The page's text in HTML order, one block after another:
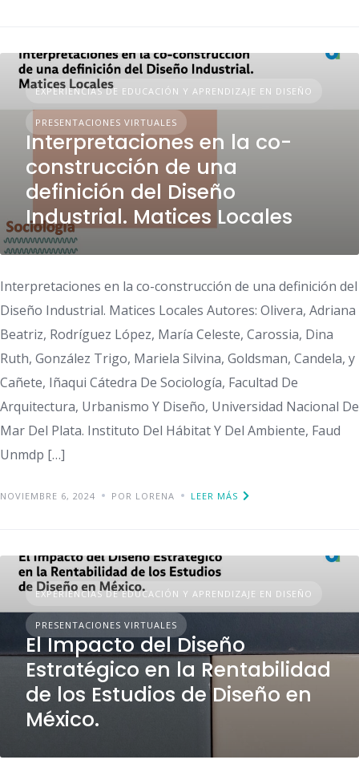
EXPERIENCIAS DE EDUCACIÓN Y APRENDIZAJE EN DISEÑO
PRESENTACIONES VIRTUALES
Interpretaciones en la co-
construcción de una
definición del Diseño
Industrial. Matices Locales
Interpretaciones en la co-construcción de una definición del
Diseño Industrial. Matices Locales Autores: Olivera, Adriana
Beatriz, Rodríguez López, María Celeste, Carossia, Dina
Ruth, González Trigo, Mariela Silvina, Goldsman, Candela, y
Cañete, Iñaqui Cátedra De Sociología, Facultad De
Arquitectura, Urbanismo Y Diseño, Universidad Nacional De
Mar Del Plata. Instituto Del Hábitat Y Del Ambiente, Faud
Unmdp […]
NOVIEMBRE 6, 2024 POR LORENA LEER MÁS
EXPERIENCIAS DE EDUCACIÓN Y APRENDIZAJE EN DISEÑO
PRESENTACIONES VIRTUALES
El Impacto del Diseño
Estratégico en la Rentabilidad
de los Estudios de Diseño en
México.